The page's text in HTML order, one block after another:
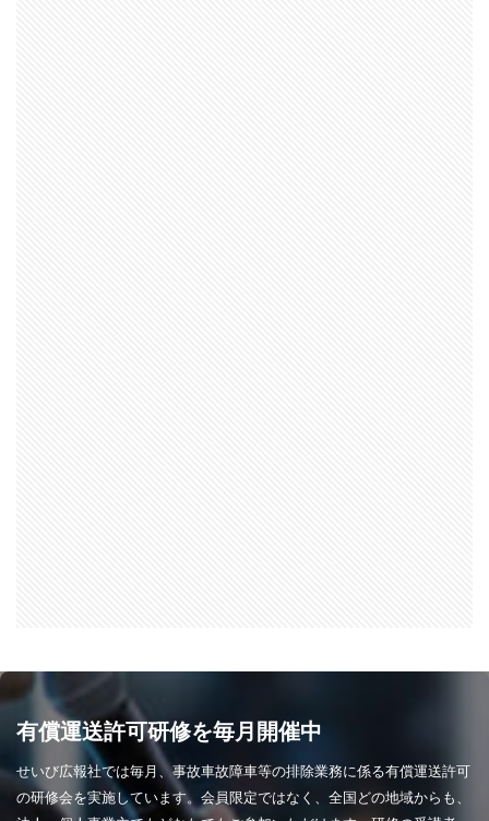
有償運送許可研修を毎月開催中
せいび広報社では毎月、事故車故障車等の排除業務に係る有償運送許可
の研修会を実施しています。会員限定ではなく、全国どの地域からも、